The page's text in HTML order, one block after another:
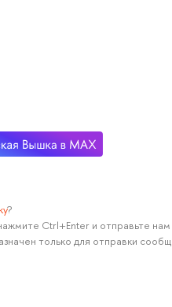
?
Ctrl+Enter и отправьте
только для отправки